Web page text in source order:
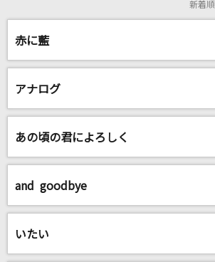
ONE
B'z
Superfly
メルト
グローアップ
藍井エイル
新着順
赤に藍
アナログ
あの頃の君によろしく
and goodbye
いたい